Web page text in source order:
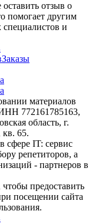
отзыв о
помогает другим
специалистов и
Заказы
материалов
772161785163,
область, г.
65.
сфере IT: сервис
репетиторов, а
- партнеров в
предоставить
посещении сайта